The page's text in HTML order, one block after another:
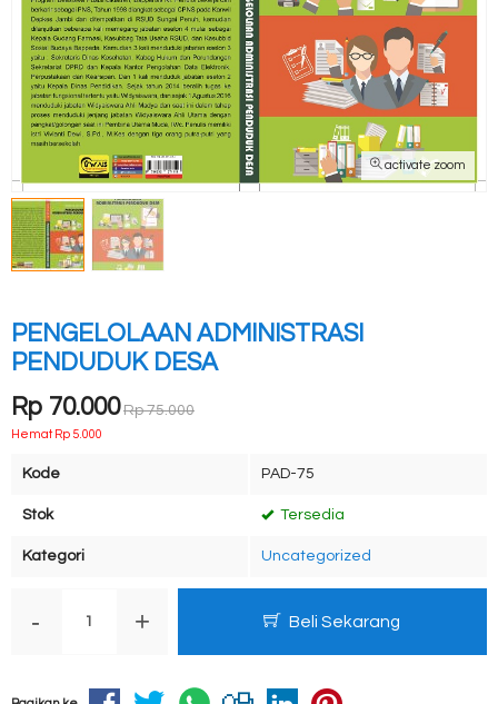
activate zoom
PENGELOLAAN ADMINISTRASI
PENDUDUK DESA
Rp 70.000 Rp 75.000
Hemat Rp 5.000
Kode PAD-75
Stok Tersedia
Kategori Uncategorized
- + Beli Sekarang